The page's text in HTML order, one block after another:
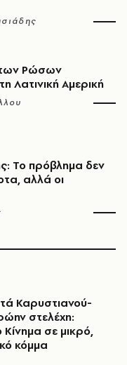
των Ρώσων
Λατινική Αμερική
Το πρόβλημα δεν
αλλά οι
Καρυστιανού-
στελέχη:
σε μικρό,
κόμμα